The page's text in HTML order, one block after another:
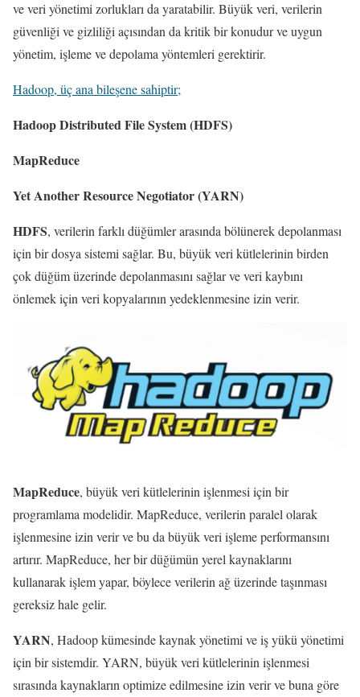
ve veri yönetimi zorlukları da yaratabilir. Büyük veri, verilerin
güvenliği ve gizliliği açısından da kritik bir konudur ve uygun
yönetim, işleme ve depolama yöntemleri gerektirir.
Hadoop, üç ana bileşene sahiptir;
Hadoop Distributed File System (HDFS)
MapReduce
Yet Another Resource Negotiator (YARN)
HDFS, verilerin farklı düğümler arasında bölünerek depolanması
için bir dosya sistemi sağlar. Bu, büyük veri kütlelerinin birden
çok düğüm üzerinde depolanmasını sağlar ve veri kaybını
önlemek için veri kopyalarının yedeklenmesine izin verir.
MapReduce, büyük veri kütlelerinin işlenmesi için bir
programlama modelidir. MapReduce, verilerin paralel olarak
işlenmesine izin verir ve bu da büyük veri işleme performansını
artırır. MapReduce, her bir düğümün yerel kaynaklarını
kullanarak işlem yapar, böylece verilerin ağ üzerinde taşınması
gereksiz hale gelir.
YARN, Hadoop kümesinde kaynak yönetimi ve iş yükü yönetimi
için bir sistemdir. YARN, büyük veri kütlelerinin işlenmesi
sırasında kaynakların optimize edilmesine izin verir ve buna göre